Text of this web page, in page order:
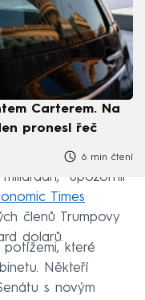
Carterem. Na
pronesl řeč
6 min čtení
upozornil
Times
členů Trumpovy
dolarů.
potížemi, které
Někteří
s novým